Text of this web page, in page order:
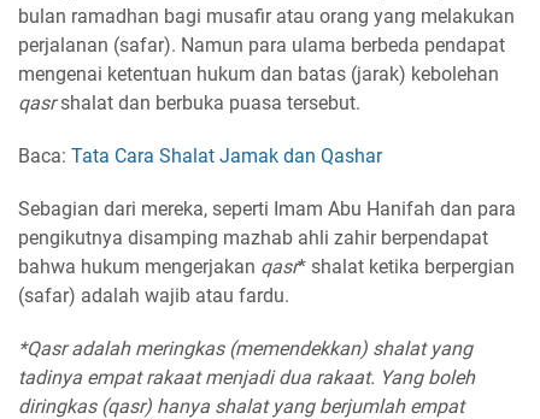
bulan ramadhan bagi musafir atau orang yang melakukan
perjalanan (safar). Namun para ulama berbeda pendapat
mengenai ketentuan hukum dan batas (jarak) kebolehan
qasrshalat dan berbuka puasa tersebut.
Baca: Tata Cara Shalat Jamak dan Qashar
Sebagian dari mereka, seperti Imam Abu Hanifah dan para
pengikutnya disamping mazhab ahli zahir berpendapat
bahwa hukum mengerjakan qasr* shalat ketika berpergian
(safar) adalah wajib atau fardu.
*Qasr adalah meringkas (memendekkan) shalat yang
tadinya empat rakaat menjadi dua rakaat. Yang boleh
diringkas (qasr) hanya shalat yang berjumlah empat